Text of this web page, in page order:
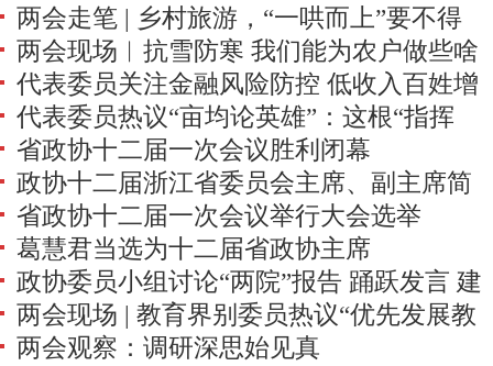
少
两会走笔 | 乡村旅游，“一哄而上”要不得
两会现场︱抗雪防寒 我们能为农户做些啥
代表委员关注金融风险防控 低收入百姓增
收 污染防治
代表委员热议“亩均论英雄”：这根“指挥
棒”改变了什么？
省政协十二届一次会议胜利闭幕
政协十二届浙江省委员会主席、副主席简
历
省政协十二届一次会议举行大会选举
葛慧君当选为十二届省政协主席
政协委员小组讨论“两院”报告 踊跃发言 建
言献策
两会现场 | 教育界别委员热议“优先发展教
育事业”
两会观察：调研深思始见真